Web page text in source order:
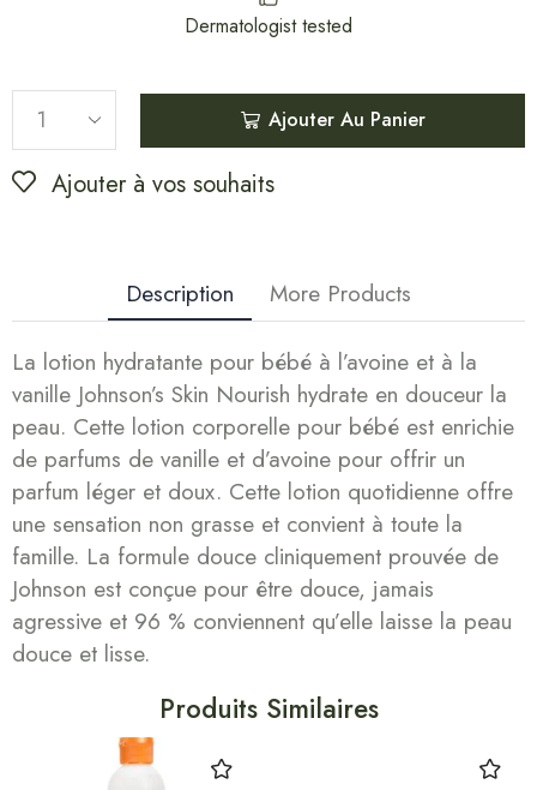
Dermatologist tested
Ajouter Au Panier
Ajouter à vos souhaits
Description More Products
La lotion hydratante pour bébé à l’avoine et à la
vanille Johnson’s Skin Nourish hydrate en douceur la
peau. Cette lotion corporelle pour bébé est enrichie
de parfums de vanille et d’avoine pour offrir un
parfum léger et doux. Cette lotion quotidienne offre
une sensation non grasse et convient à toute la
famille. La formule douce cliniquement prouvée de
Johnson est conçue pour être douce, jamais
agressive et 96 % conviennent qu’elle laisse la peau
douce et lisse.
Produits Similaires